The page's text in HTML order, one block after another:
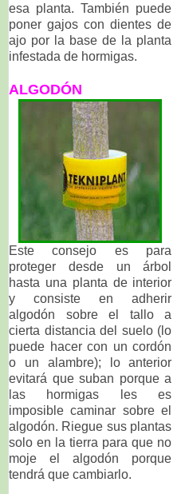
esa planta. También puede
poner gajos con dientes de
ajo por la base de la planta
infestada de hormigas.
ALGODÓN
Este consejo es para
proteger desde un árbol
hasta una planta de interior
y consiste en adherir
algodón sobre el tallo a
cierta distancia del suelo (lo
puede hacer con un cordón
o un alambre); lo anterior
evitará que suban porque a
las hormigas les es
imposible caminar sobre el
algodón. Riegue sus plantas
solo en la tierra para que no
moje el algodón porque
tendrá que cambiarlo.